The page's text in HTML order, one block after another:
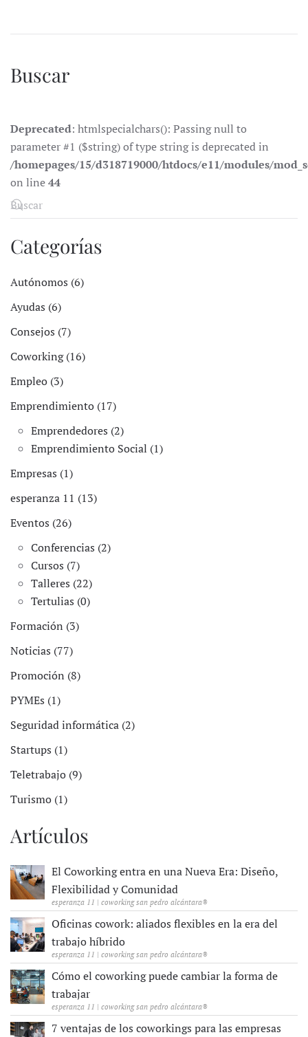
Buscar
Deprecated: htmlspecialchars(): Passing null to
parameter #1 ($string) of type string is deprecated in
/homepages/15/d318719000/htdocs/e11/modules/
on line44
Categorías
Autónomos (6)
Ayudas (6)
Consejos (7)
Coworking (16)
Empleo (3)
Emprendimiento (17)
Emprendedores (2)
Emprendimiento Social (1)
Empresas (1)
esperanza 11 (13)
Eventos (26)
Conferencias (2)
Cursos (7)
Talleres (22)
Tertulias (0)
Formación (3)
Noticias (77)
Promoción (8)
PYMEs (1)
Seguridad informática (2)
Startups (1)
Teletrabajo (9)
Turismo (1)
Artículos
El Coworking entra en una Nueva Era: Diseño,
Flexibilidad y Comunidad
esperanza 11 | coworking san pedro alcántara®
Oficinas cowork: aliados flexibles en la era del
trabajo híbrido
esperanza 11 | coworking san pedro alcántara®
Cómo el coworking puede cambiar la forma de
trabajar
esperanza 11 | coworking san pedro alcántara®
7 ventajas de los coworkings para las empresas